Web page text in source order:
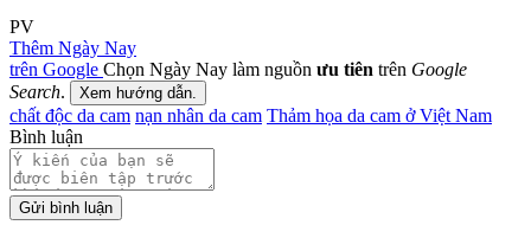
PV
Thêm Ngày Nay
trên Google Chọn Ngày Nay làm nguồn ưu tiên trên Google
Search. Xem hướng dẫn.
chất độc da cam nạn nhân da cam Thảm họa da cam ở Việt Nam
Bình luận
Gửi bình luận